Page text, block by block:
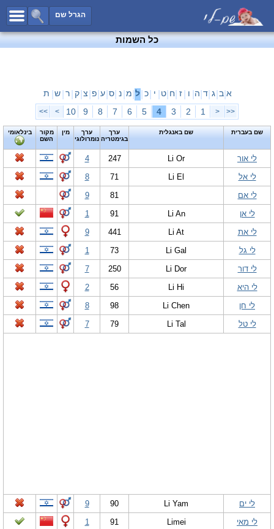
הגרל שם
כל השמות
שמות לבנים
שמות משותפים
שמות נפוצים
שמות נדירים
קטגוריות
מפורסמיםחדש!
נומרולוגיה
הוסף שם
צור קשר
פייסבוק
כל השמות
א ב ג ד ה ו ז ח ט י כ ל מ נ ס ע פ צ ק ר ש ת
<<
<
1
2
3
4
5
6
7
8
9
10
>
>>
שם בעברית שם באנגלית
ערך
בגימטריה
ערך
נומרולוגי
מין
מקור
השם
בינלאומי
לי אור Li Or
247
4
לי אל
Li El
71
8
לי אם
81
9
לי אן
Li An
91
1
לי את
Li At
441
9
לי גל
Li Gal
73
1
לי דור
Li Dor
250
7
לי היא
Li Hi
56
2
לי חן
Li Chen
98
8
לי טל
Li Tal
79
7
לי ים Li Yam
90
9
לי מאי
Limei
91
1